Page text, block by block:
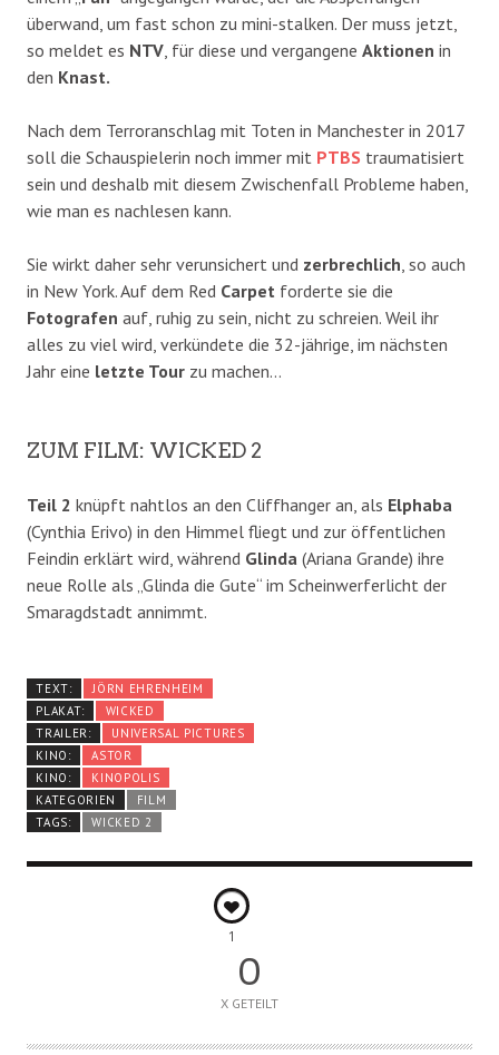
überwand, um fast schon zu mini-stalken. Der muss jetzt,
so meldet es NTV, für diese und vergangene Aktionen in
den Knast.
Nach dem Terroranschlag mit Toten in Manchester in 2017
soll die Schauspielerin noch immer mit PTBS traumatisiert
sein und deshalb mit diesem Zwischenfall Probleme haben,
wie man es nachlesen kann.
Sie wirkt daher sehr verunsichert und zerbrechlich, so auch
in New York. Auf dem Red Carpet forderte sie die
Fotografen auf, ruhig zu sein, nicht zu schreien. Weil ihr
alles zu viel wird, verkündete die 32-jährige, im nächsten
Jahr eine letzte Tour zu machen…
ZUM FILM: WICKED 2
Teil 2 knüpft nahtlos an den Cliffhanger an, als Elphaba
(Cynthia Erivo) in den Himmel fliegt und zur öffentlichen
Feindin erklärt wird, während Glinda (Ariana Grande) ihre
neue Rolle als „Glinda die Gute“ im Scheinwerferlicht der
Smaragdstadt annimmt.
TEXT:
JÖRN EHRENHEIM
PLAKAT:
WICKED
TRAILER:
UNIVERSAL PICTURES
KINO:
ASTOR
KINO:
KINOPOLIS
KATEGORIEN
FILM
TAGS:
WICKED 2
1
0
X GETEILT